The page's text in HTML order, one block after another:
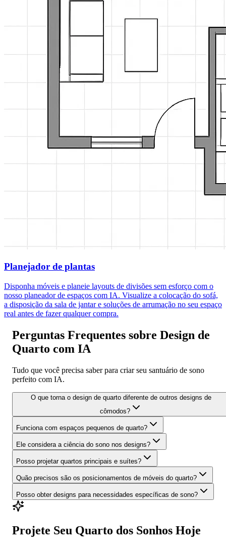
Planejador de plantas
Disponha móveis e planeie layouts de divisões sem esforço com o
nosso planeador de espaços com IA. Visualize a colocação do sofá,
a disposição da sala de jantar e soluções de arrumação no seu espaço
real antes de fazer qualquer compra.
Perguntas Frequentes sobre Design de
Quarto com IA
Tudo que você precisa saber para criar seu santuário de sono
perfeito com IA.
O que torna o design de quarto diferente de outros designs de
cômodos?
Funciona com espaços pequenos de quarto?
Ele considera a ciência do sono nos designs?
Posso projetar quartos principais e suítes?
Quão precisos são os posicionamentos de móveis do quarto?
Posso obter designs para necessidades específicas de sono?
Projete Seu Quarto dos Sonhos Hoje